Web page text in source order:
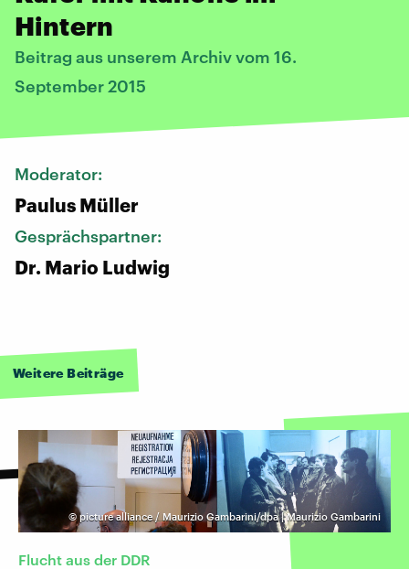
Hintern
Beitrag aus unserem Archiv vom 16.
September 2015
Moderator:
Paulus Müller
Gesprächspartner:
Dr. Mario Ludwig
Weitere Beiträge
©picture alliance / Maurizio Gambarini/dpa | Maurizio Gambarini
Flucht aus der DDR